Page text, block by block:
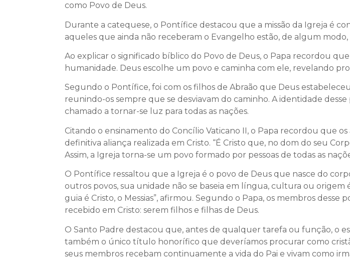
como Povo de Deus.
Durante a catequese, o Pontífice destacou que a missão da Igreja é
aqueles que ainda não receberam o Evangelho estão, de algum modo,
Ao explicar o significado bíblico do Povo de Deus, o Papa recordou
humanidade. Deus escolhe um povo e caminha com ele, revelando
Segundo o Pontífice, foi com os filhos de Abraão que Deus
reunindo-os sempre que se desviavam do caminho. A identidade
chamado a tornar-se luz para todas as nações.
Citando o ensinamento do Concílio Vaticano II, o Papa recordou que
definitiva aliança realizada em Cristo. “É Cristo que, no dom do seu
Assim, a Igreja torna-se um povo formado por pessoas de todas as
O Pontífice ressaltou que a Igreja é o povo de Deus que nasce do
outros povos, sua unidade não se baseia em língua, cultura ou origem
guia é Cristo, o Messias”, afirmou. Segundo o Papa, os membros
recebido em Cristo: serem filhos e filhas de Deus.
O Santo Padre destacou que, antes de qualquer tarefa ou função, o
também o único título honorífico que deveríamos procurar como
seus membros recebam continuamente a vida do Pai e vivam como